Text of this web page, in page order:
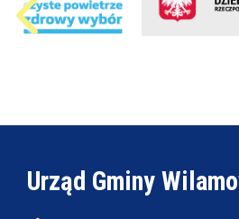
Urząd Gminy